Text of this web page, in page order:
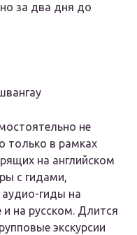
за два дня до
не
только в рамках
на английском
с гидами,
гиды на
на русском. Длится
экскурсии